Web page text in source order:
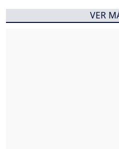
VER